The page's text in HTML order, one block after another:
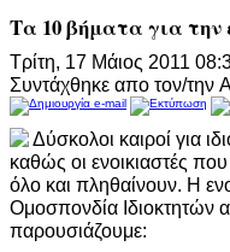
Τα 10 βήματα για την
Τρίτη, 17 Μάιος 2011
Συντάχθηκε απο τον/την
Δύσκολοι καιροί για
καθώς οι ενοικιαστές
όλο και πληθαίνουν. Η
Ομοσπονδία Ιδιοκτητών
παρουσιάζουμε: